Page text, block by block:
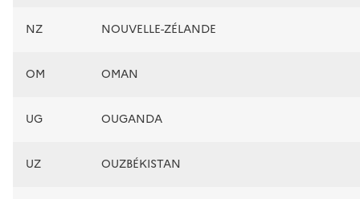
NZ NOUVELLE-ZÉLANDE
OM OMAN
UG OUGANDA
UZ OUZBÉKISTAN